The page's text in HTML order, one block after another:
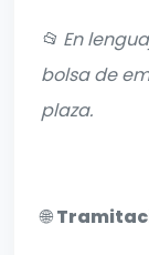
📂 En
bolsa de
plaza.
🌐